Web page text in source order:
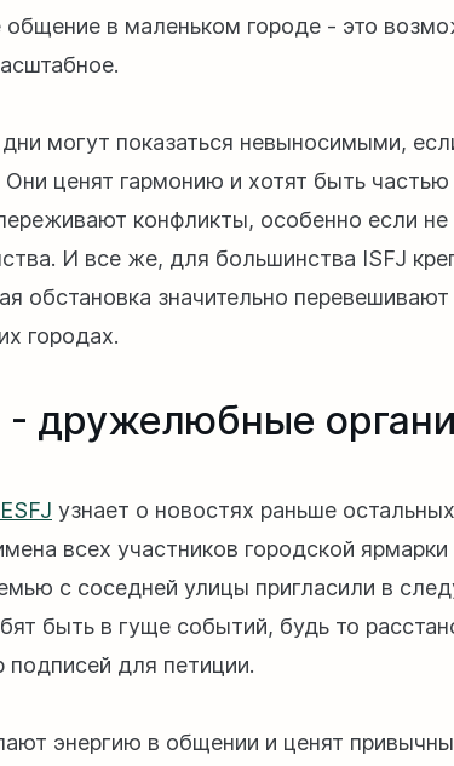
общение в маленьком городе - это
могут показаться невыносимыми,
Они ценят гармонию и хотят быть
конфликты, особенно если не
И все же, для большинства ISFJ
обстановка значительно
городах.
- дружелюбные
ESFJ узнает о новостях раньше
всех участников городской
с соседней улицы пригласили в
быть в гуще событий, будь то
подписей для петиции.
энергию в общении и ценят